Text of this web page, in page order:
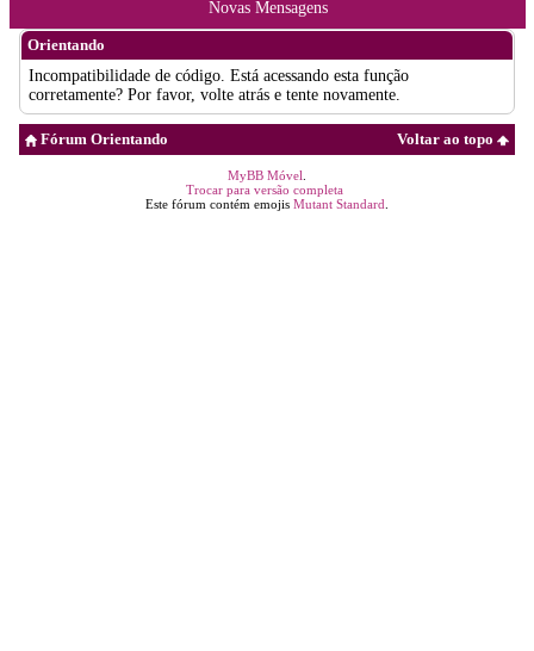
Novas Mensagens
Orientando
Incompatibilidade de código. Está acessando esta função
corretamente? Por favor, volte atrás e tente novamente.
Voltar ao topo
Fórum Orientando
MyBB Móvel
Trocar para versão completa
Este fórum contém emojis Mutant Standard